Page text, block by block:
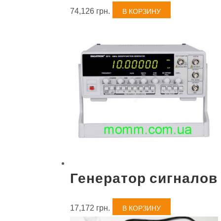
74,126 грн. В КОРЗИНУ
Генератор сигналов
17,172 грн. В КОРЗИНУ